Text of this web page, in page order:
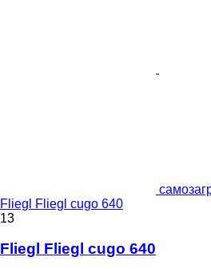
Fliegl Fliegl cugo 640
13
Fliegl Fliegl cugo 640